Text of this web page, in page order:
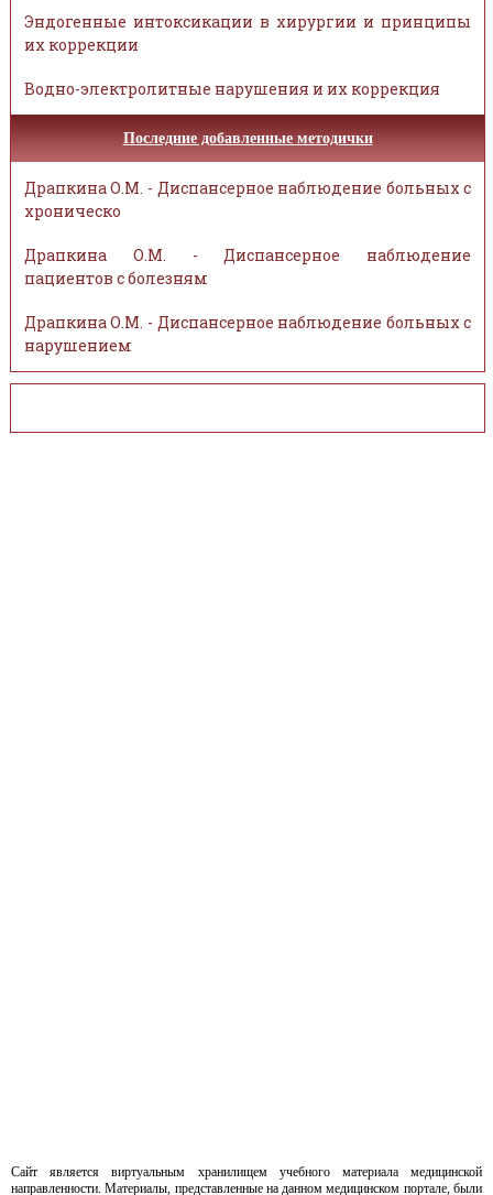
Эндогенные интоксикации в хирургии и принципы
их коррекции
Водно-электролитные нарушения и их коррекция
Последние добавленные методички
Драпкина О.М. - Диспансерное наблюдение больных с
хроническо
Драпкина О.М. - Диспансерное наблюдение
пациентов с болезням
Драпкина О.М. - Диспансерное наблюдение больных с
нарушением
Сайт является виртуальным хранилищем учебного материала медицинской
направленности. Материалы, представленные на данном медицинском портале, были